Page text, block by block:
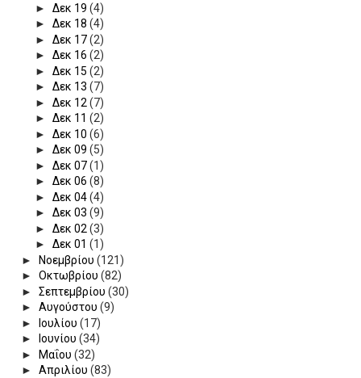
► Δεκ 19 (4)
► Δεκ 18 (4)
► Δεκ 17(2)
► Δεκ 16 (2)
► Δεκ 15 (2)
► Δεκ 13 (7)
► Δεκ 12 (7)
► Δεκ 11 (2)
► Δεκ 10 (6)
► Δεκ 09 (5)
► Δεκ 07(1)
► Δεκ 06 (8)
► Δεκ 04(4)
► Δεκ 03 (9)
► Δεκ 02 (3)
► Δεκ 01 (1)
►
Νοεμβρίου (121)
► Οκτωβρίου (82)
► Σεπτεμβρίου (30)
► Αυγούστου (9)
►
Ιουλίου (17)
►
Ιουνίου (34)
►
Μαΐου (32)
► Απριλίου (83)